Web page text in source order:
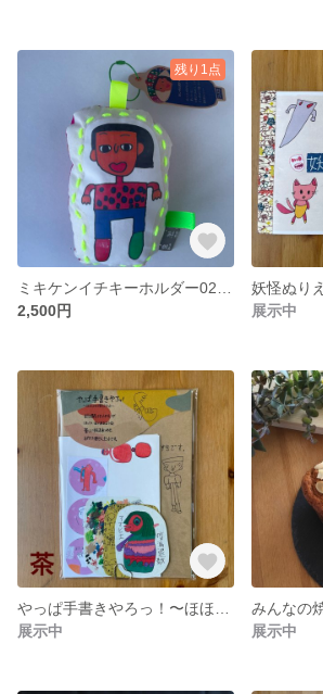
残り1点
2,500円
妖怪ぬりえ
展示中
展示中
展示中